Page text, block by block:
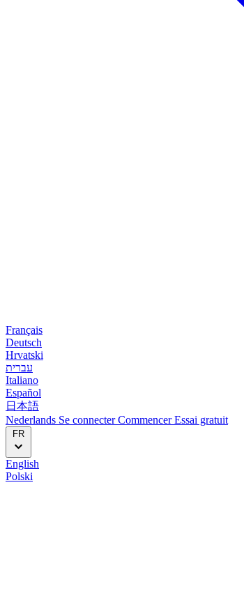
Français
Deutsch
Hrvatski
עברית
Italiano
Español
日本語
Nederlands Se connecterCommencerEssai gratuit
FR
English
Polski